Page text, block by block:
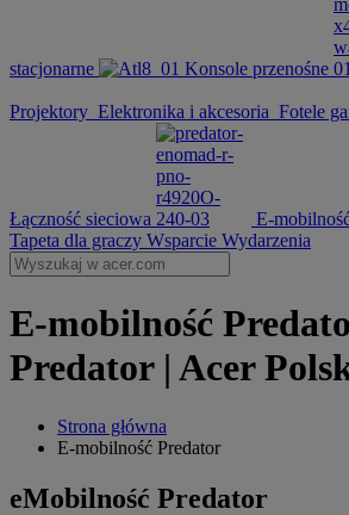
stacjonarne Konsole przenośne
Projektory Elektronika i akcesoria Fotele
Łączność sieciowa
E-
Tapeta dla graczy Wsparcie Wydarzenia
‌E-mobilność
Predator | Acer
Strona główna
‌E-mobilność Predator
eMobilność Predator